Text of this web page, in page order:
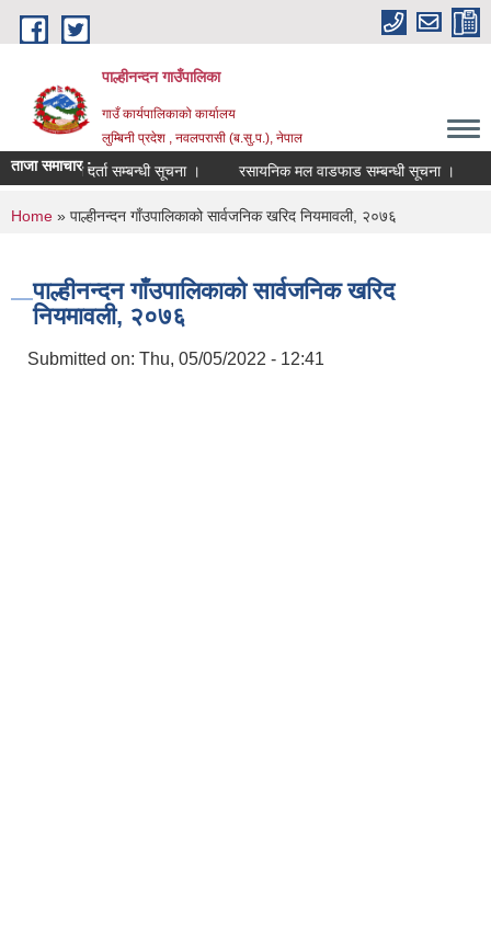
Skip to main content
पाल्हीनन्दन गाउँपालिका
गाउँ कार्यपालिकाको कार्यालय
लुम्बिनी प्रदेश , नवलपरासी (ब.सु.प.), नेपाल
ताजा समाचार :
सूची दर्ता सम्बन्धी सूचना । रसायनिक मल वाडफाड सम्बन्धी सूचना ।
You are here
Home » पाल्हीनन्दन गाँउपालिकाको सार्वजनिक खरिद नियमावली, २०७६
पाल्हीनन्दन गाँउपालिकाको सार्वजनिक खरिद
नियमावली, २०७६
Submitted on: Thu, 05/05/2022 - 12:41